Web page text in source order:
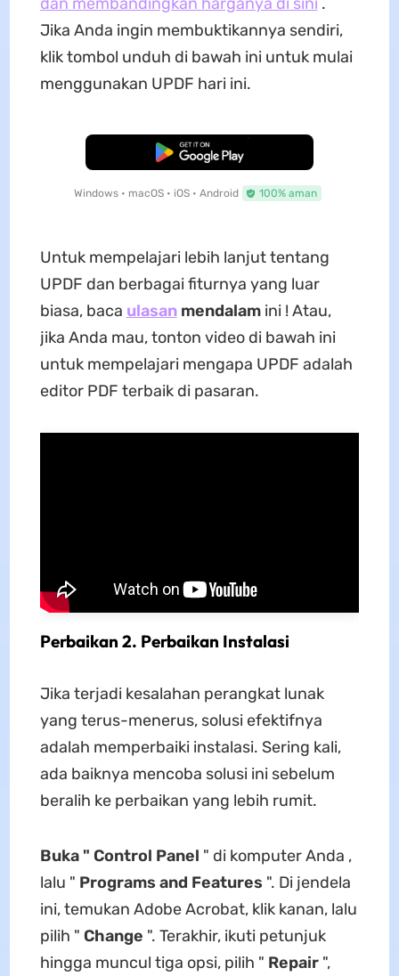
dan membandingkan harganya di sini .
Jika Anda ingin membuktikannya sendiri,
klik tombol unduh di bawah ini untuk mulai
menggunakan UPDF hari ini.
Unduh Gratis
Windows • macOS • iOS • Android 100% aman
Untuk mempelajari lebih lanjut tentang
UPDF dan berbagai fiturnya yang luar
biasa, baca ulasanmendalamini ! Atau,
jika Anda mau, tonton video di bawah ini
untuk mempelajari mengapa UPDF adalah
editor PDF terbaik di pasaran.
Perbaikan 2. Perbaikan Instalasi
Jika terjadi kesalahan perangkat lunak
yang terus-menerus, solusi efektifnya
adalah memperbaiki instalasi. Sering kali,
ada baiknya mencoba solusi ini sebelum
beralih ke perbaikan yang lebih rumit.
Buka " Control Panel " di komputer Anda ,
lalu " Programs and Features ". Di jendela
ini, temukan Adobe Acrobat, klik kanan, lalu
pilih " Change ". Terakhir, ikuti petunjuk
hingga muncul tiga opsi, pilih " Repair",